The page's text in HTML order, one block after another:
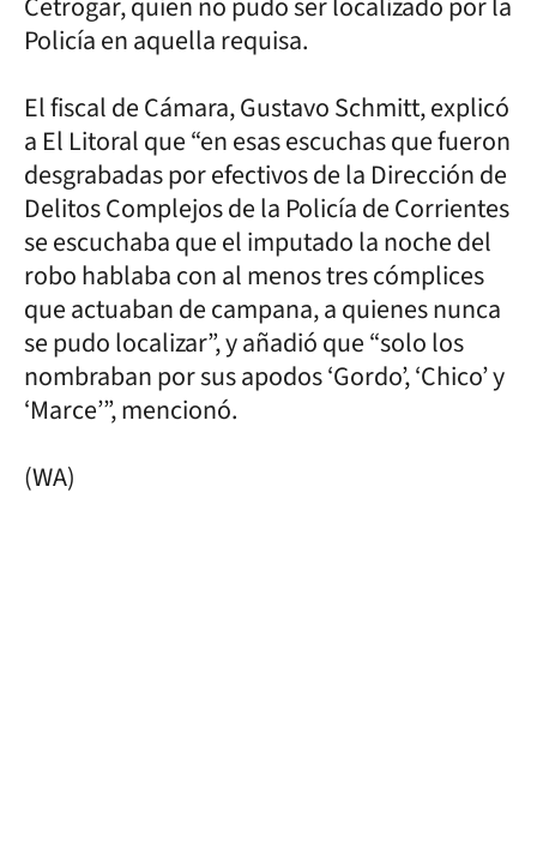
Policía en aquella requisa.
El fiscal de Cámara, Gustavo Schmitt, explicó
a El Litoral que “en esas escuchas que fueron
desgrabadas por efectivos de la Dirección de
Delitos Complejos de la Policía de Corrientes
se escuchaba que el imputado la noche del
robo hablaba con al menos tres cómplices
que actuaban de campana, a quienes nunca
se pudo localizar”, y añadió que “solo los
nombraban por sus apodos ‘Gordo’, ‘Chico’ y
‘Marce’”, mencionó.
(WA)